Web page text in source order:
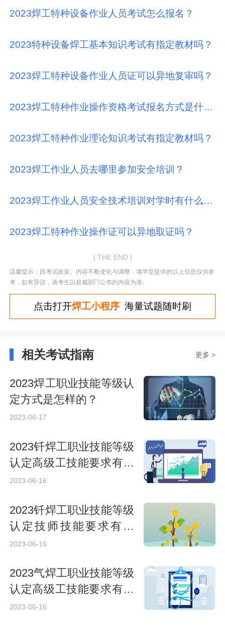
2023焊工特种设备作业人员考试怎么报名？
2023特种设备焊工基本知识考试有指定教材吗？
2023焊工特种设备作业人员证可以异地复审吗？
2023焊工特种作业操作资格考试报名方式是什么？
2023焊工特种作业理论知识考试有指定教材吗？
2023焊工作业人员去哪里参加安全培训？
2023焊工作业人员安全技术培训对学时有什么要求？
2023焊工特种作业操作证可以异地取证吗？
| THE END |
温馨提示：因考试政策、内容不断变化与调整，项学堂提供的以上信息仅供参
考，如有异议，请考生以权威部门公布的内容为准。
点击打开焊工小程序 海量试题随时刷
相关考试指南 更多 >
2023焊工职业技能等级认
定方式是怎样的？
2023-06-17
2023钎焊工职业技能等级
认定高级工技能要求有哪
些？
2023-06-16
2023钎焊工职业技能等级
认定技师技能要求有哪
些？
2023-06-16
2023气焊工职业技能等级
认定高级工技能要求有哪
些？
2023-06-16